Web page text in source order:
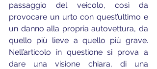
passaggio del veicolo, così da
provocare un urto con quest’ultimo e
un danno alla propria autovettura, da
quello più lieve a quello più grave.
Nell’articolo in questione si prova a
dare una visione chiara, di una